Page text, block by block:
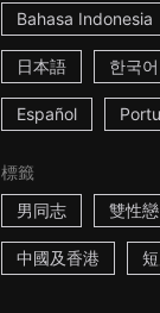
Bahasa Indonesia
日本語 한국어
Español
標籤
男同志
雙性戀
中國及香港